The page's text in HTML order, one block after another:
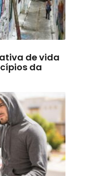
de vida
da